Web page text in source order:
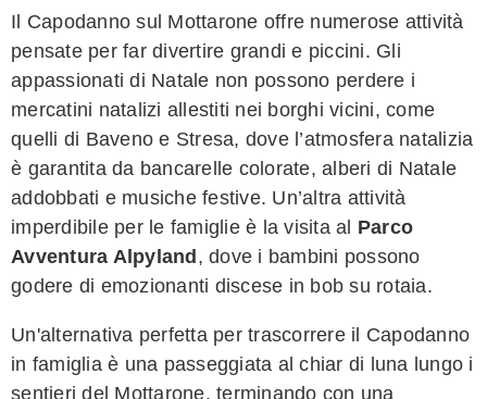
Il Capodanno sul Mottarone offre numerose attività
pensate per far divertire grandi e piccini. Gli
appassionati di Natale non possono perdere i
mercatini natalizi allestiti nei borghi vicini, come
quelli di Baveno e Stresa, dove l’atmosfera natalizia
è garantita da bancarelle colorate, alberi di Natale
addobbati e musiche festive. Un’altra attività
imperdibile per le famiglie è la visita al Parco
Avventura Alpyland, dove i bambini possono
godere di emozionanti discese in bob su rotaia.
Un'alternativa perfetta per trascorrere il Capodanno
in famiglia è una passeggiata al chiar di luna lungo i
sentieri del Mottarone, terminando con una